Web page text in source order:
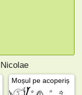
Moșul pe acoperiș